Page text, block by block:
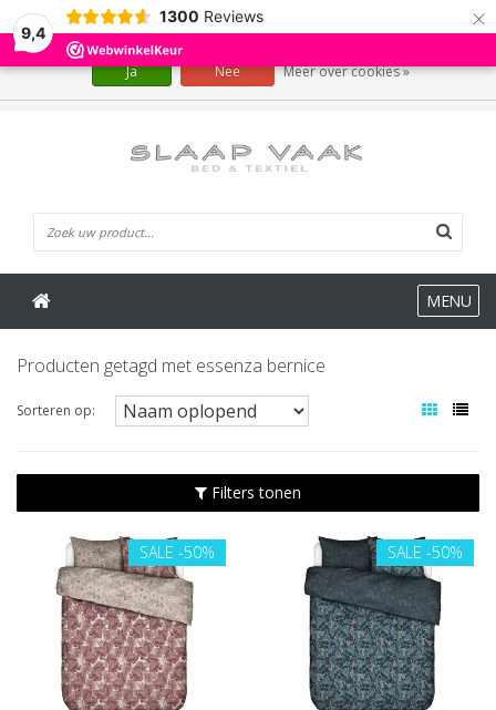
9,4
1300 Reviews ×
MENU
Producten getagd met essenza bernice
Sorteren op:
Filters tonen
SALE -50% SALE -50%
Wij slaan cookies op om onze website te verbeteren. Is dat akkoord?
Ja Nee Meer over cookies »